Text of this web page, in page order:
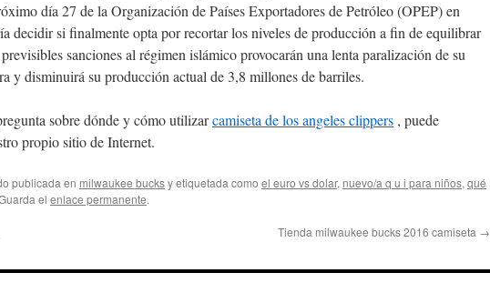
día 27 de la Organización de Países Exportadores de Petróleo (OPEP) en
decidir si finalmente opta por recortar los niveles de producción a fin de equilibrar
sanciones al régimen islámico provocarán una lenta paralización de su
y disminuirá su producción actual de 3,8 millones de barriles.
sobre dónde y cómo utilizarcamiseta de los angeles clippers , puede
propio sitio de Internet.
publicada en milwaukee bucksy etiquetada como el euro vs dolar, nuevo/a q u i para niños, qué
el enlace permanente.
Tienda milwaukee bucks 2016 camiseta →